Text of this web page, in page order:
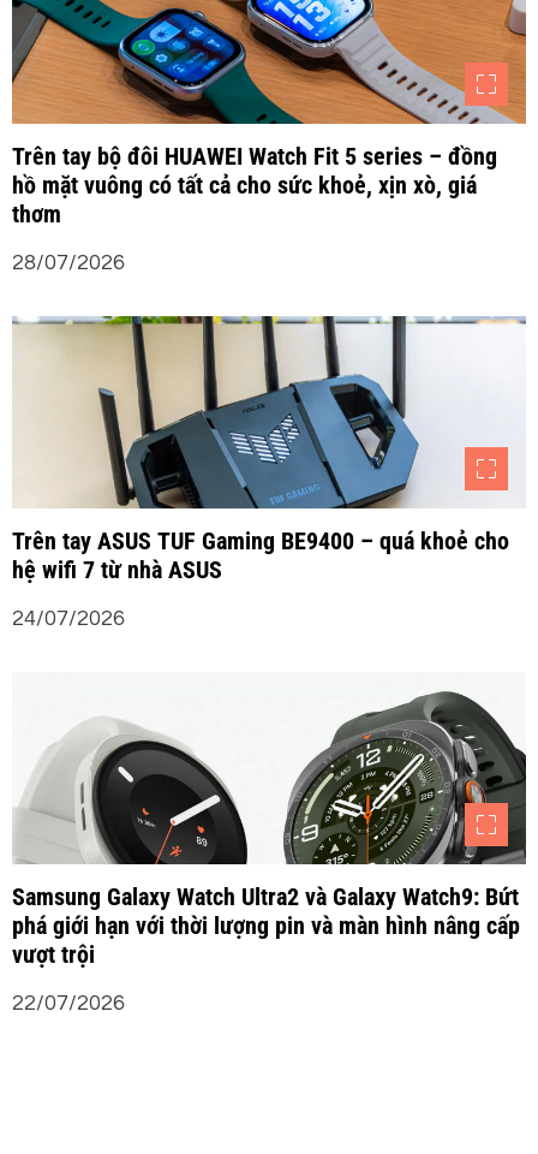
Trên tay bộ đôi HUAWEI Watch Fit 5 series – đồng
hồ mặt vuông có tất cả cho sức khoẻ, xịn xò, giá
thơm
28/07/2026
Trên tay ASUS TUF Gaming BE9400 – quá khoẻ cho
hệ wifi 7 từ nhà ASUS
24/07/2026
Samsung Galaxy Watch Ultra2 và Galaxy Watch9: Bứt
phá giới hạn với thời lượng pin và màn hình nâng cấp
vượt trội
22/07/2026